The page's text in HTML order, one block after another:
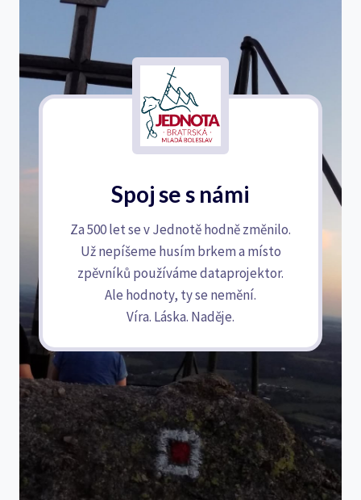
Spoj se s námi
Za 500 let se v Jednotě hodně změnilo.
Už nepíšeme husím brkem a místo
zpěvníků používáme dataprojektor.
Ale hodnoty, ty se nemění.
Víra. Láska. Naděje.